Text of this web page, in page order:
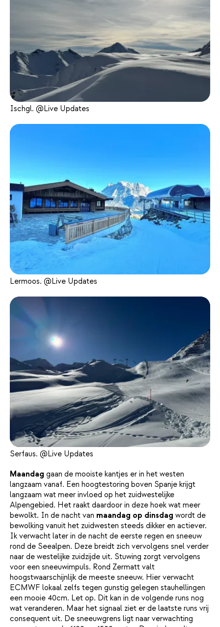
Ischgl. @Live Updates
Lermoos. @Live Updates
Serfaus. @Live Updates
Maandag gaan de mooiste kantjes er in het westen
langzaam vanaf. Een hoogtestoring boven Spanje krijgt
langzaam wat meer invloed op het zuidwestelijke
Alpengebied. Het raakt daardoor in deze hoek wat meer
bewolkt. In de nacht van maandag op dinsdag wordt de
bewolking vanuit het zuidwesten steeds dikker en actiever.
Ik verwacht later in de nacht de eerste regen en sneeuw
rond de Seealpen. Deze breidt zich vervolgens snel verder
naar de westelijke zuidzijde uit. Stuwing zorgt vervolgens
voor een sneeuwimpuls. Rond Zermatt valt
hoogstwaarschijnlijk de meeste sneeuw. Hier verwacht
ECMWF lokaal zelfs tegen gunstig gelegen stauhellingen
een mooie 40cm. Let op. Dit kan in de volgende runs nog
wat veranderen. Maar het signaal ziet er de laatste runs vrij
consequent uit. De sneeuwgrens ligt naar verwachting